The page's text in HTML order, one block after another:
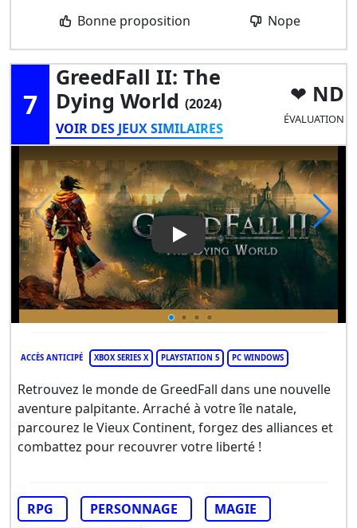
Bonne proposition Nope
7
GreedFall II: The
Dying World (2024)
VOIR DES JEUX SIMILAIRES
ND
ÉVALUATION
Play Video: GreedFall II: The
ACCÈS ANTICIPÉ XBOX SERIES X PLAYSTATION 5 PC WINDOWS
Retrouvez le monde de GreedFall dans une nouvelle
aventure palpitante. Arraché à votre île natale,
parcourez le Vieux Continent, forgez des alliances et
combattez pour recouvrer votre liberté !
RPG PERSONNAGE
MAGIE